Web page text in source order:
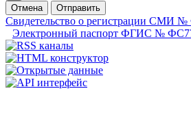
Отмена
Отправить
Свидетельство о регистрации СМИ
Электронный паспорт ФГИС №